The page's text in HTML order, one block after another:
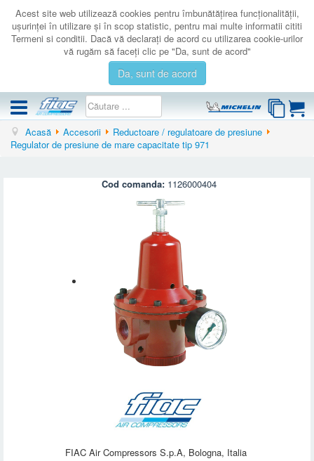
Acest site web utilizează cookies pentru îmbunătăţirea funcţionalităţii,
uşurinţei în utilizare şi în scop statistic, pentru mai multe informatii cititi
Termeni si conditii. Dacă vă declaraţi de acord cu utilizarea cookie-urilor
vă rugăm să faceţi clic pe "Da, sunt de acord"
Da, sunt de acord
COMPRESOARE
Acasă Accesorii
Reductoare / regulatoare de presiune
Regulator de presiune de mare capacitate tip 971
Cod comanda: 1126000404
FIAC Air Compressors S.p.A, Bologna, Italia